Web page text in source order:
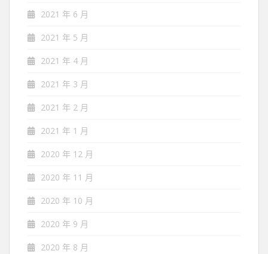
2021 年 6 月
2021 年 5 月
2021 年 4 月
2021 年 3 月
2021 年 2 月
2021 年 1 月
2020 年 12 月
2020 年 11 月
2020 年 10 月
2020 年 9 月
2020 年 8 月